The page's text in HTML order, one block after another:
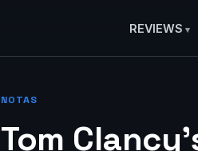
REVIEWS
NOTAS
Tom